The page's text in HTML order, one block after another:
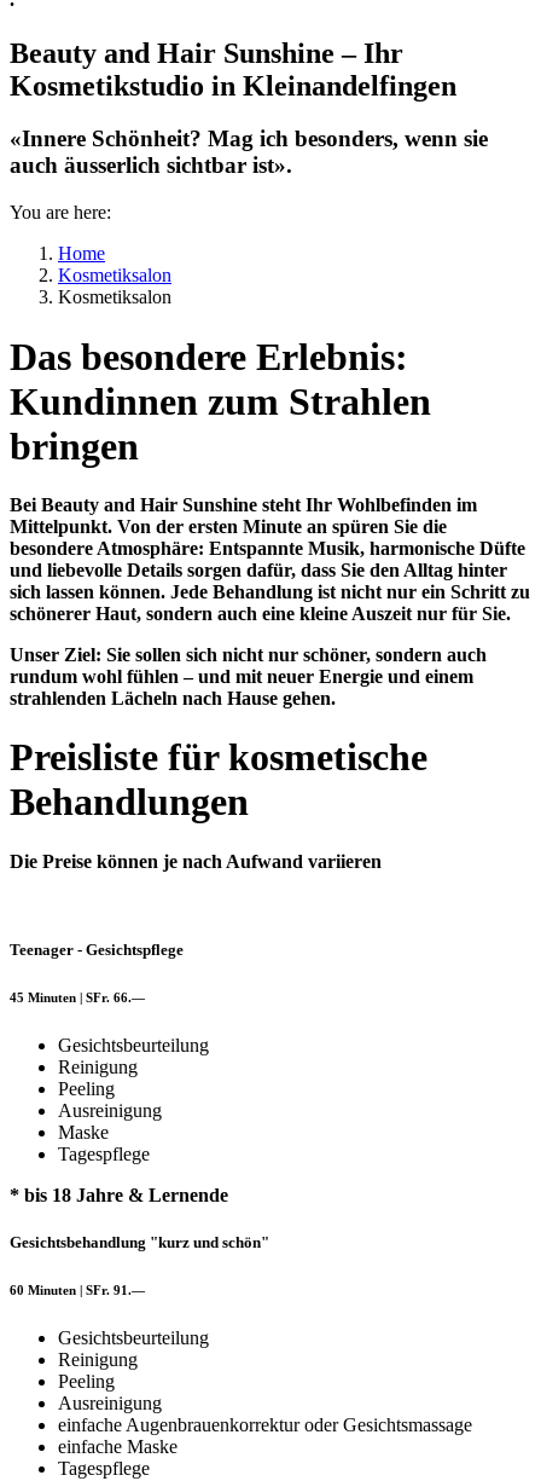
Beauty and Hair Sunshine – Ihr
Kosmetikstudio in Kleinandelfingen
«Innere Schönheit? Mag ich besonders, wenn sie
auch äusserlich sichtbar ist».
You are here:
Home
Kosmetiksalon
Kosmetiksalon
Das besondere Erlebnis:
Kundinnen zum Strahlen
bringen
Bei Beauty and Hair Sunshine steht Ihr Wohlbefinden im
Mittelpunkt. Von der ersten Minute an spüren Sie die
besondere Atmosphäre: Entspannte Musik, harmonische Düfte
und liebevolle Details sorgen dafür, dass Sie den Alltag hinter
sich lassen können. Jede Behandlung ist nicht nur ein Schritt zu
schönerer Haut, sondern auch eine kleine Auszeit nur für Sie.
Unser Ziel: Sie sollen sich nicht nur schöner, sondern auch
rundum wohl fühlen – und mit neuer Energie und einem
strahlenden Lächeln nach Hause gehen.
Preisliste für kosmetische
Behandlungen
Die Preise können je nach Aufwand variieren
Teenager - Gesichtspflege
45 Minuten | SFr. 66.—
Gesichtsbeurteilung
Reinigung
Peeling
Ausreinigung
Maske
Tagespflege
* bis 18 Jahre & Lernende
Gesichtsbehandlung "kurz und schön"
60 Minuten | SFr. 91.—
Gesichtsbeurteilung
Reinigung
Peeling
Ausreinigung
einfache Augenbrauenkorrektur oder Gesichtsmassage
einfache Maske
Tagespflege